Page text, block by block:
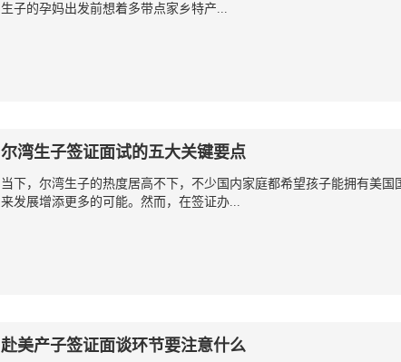
生子的孕妈出发前想着多带点家乡特产...
尔湾生子签证面试的五大关键要点
当下，尔湾生子的热度居高不下，不少国内家庭都希望孩子能拥有美国
来发展增添更多的可能。然而，在签证办...
赴美产子签证面谈环节要注意什么